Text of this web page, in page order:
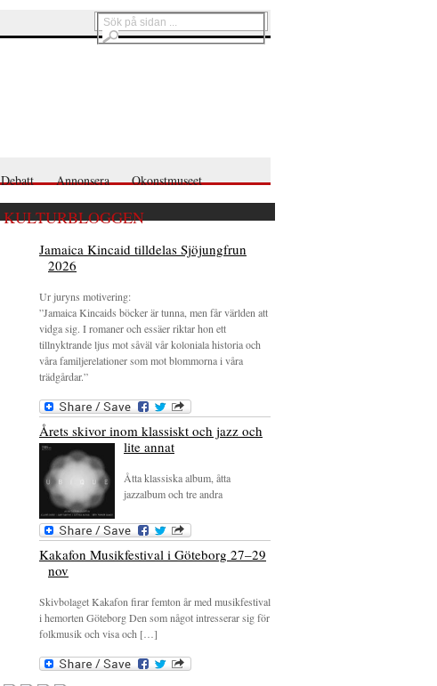
Debatt Annonsera Okonstmuseet
KULTURBLOGGEN
Jamaica Kincaid tilldelas Sjöjungfrun
2026
Ur juryns motivering:
”Jamaica Kincaids böcker är tunna, men får världen att
vidga sig. I romaner och essäer riktar hon ett
tillnyktrande ljus mot såväl vår koloniala historia och
våra familjerelationer som mot blommorna i våra
trädgårdar.”
Årets skivor inom klassiskt och jazz och
lite annat
Åtta klassiska album, åtta
jazzalbum och tre andra
Kakafon Musikfestival i Göteborg 27–29
nov
Skivbolaget Kakafon firar femton år med musikfestival
i hemorten Göteborg Den som något intresserar sig för
folkmusik och visa och […]